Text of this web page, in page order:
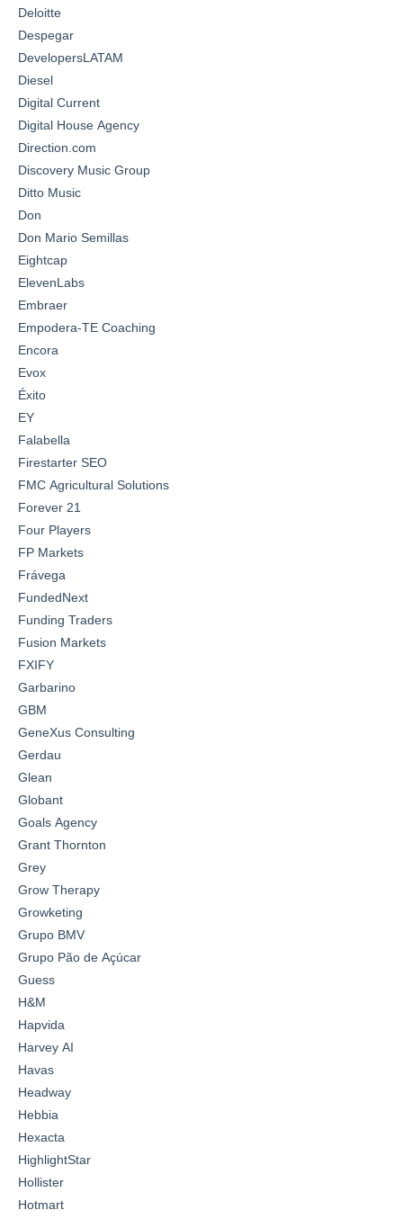
Deloitte
Despegar
DevelopersLATAM
Diesel
Digital Current
Digital House Agency
Direction.com
Discovery Music Group
Ditto Music
Don
Don Mario Semillas
Eightcap
ElevenLabs
Embraer
Empodera-TE Coaching
Encora
Evox
Éxito
EY
Falabella
Firestarter SEO
FMC Agricultural Solutions
Forever 21
Four Players
FP Markets
Frávega
FundedNext
Funding Traders
Fusion Markets
FXIFY
Garbarino
GBM
GeneXus Consulting
Gerdau
Glean
Globant
Goals Agency
Grant Thornton
Grey
Grow Therapy
Growketing
Grupo BMV
Grupo Pão de Açúcar
Guess
H&M
Hapvida
Harvey AI
Havas
Headway
Hebbia
Hexacta
HighlightStar
Hollister
Hotmart